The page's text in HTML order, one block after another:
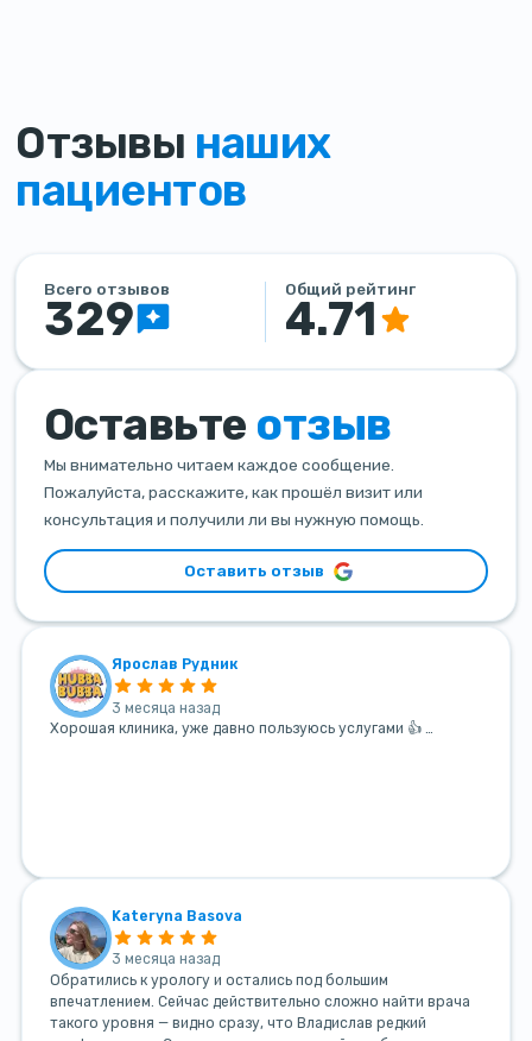
Отзывы наших
пациентов
Всего отзывов
329
Общий рейтинг
4.71
Оставьте отзыв
Мы внимательно читаем каждое сообщение.
Пожалуйста, расскажите, как прошёл визит или
консультация и получили ли вы нужную помощь.
Оставить отзыв
Ярослав Рудник
3 месяца назад
Хорошая клиника, уже давно пользуюсь услугами 👍 …
Kateryna Basova
3 месяца назад
Обратились к урологу и остались под большим
впечатлением. Сейчас действительно сложно найти врача
такого уровня — видно сразу, что Владислав редкий